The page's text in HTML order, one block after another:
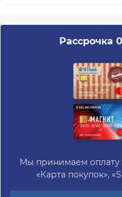
Рассрочка
Мы принимаем оплату
«Карта покупок»,